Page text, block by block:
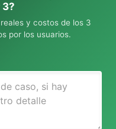
y costos de los 3
por los usuarios.